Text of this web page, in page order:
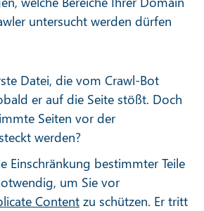
untersucht werden dürfen
Datei, die vom Crawl-Bot
er auf die Seite stößt. Doch
Seiten vor der
werden?
Einschränkung bestimmter Teile
um Sie vor
Content zu schützen. Er tritt